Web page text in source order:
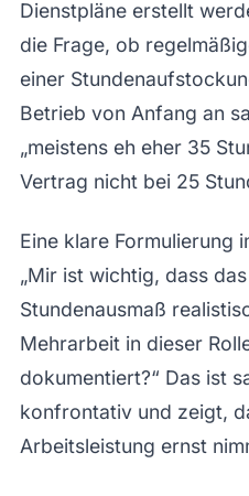
Dienstpläne erstellt
die Frage, ob
einer
Betrieb von Anfang an
„meistens eh eher 35
Vertrag nicht bei 25
Eine klare Formulierung
„Mir ist wichtig, dass
Stundenausmaß
Mehrarbeit in dieser
dokumentiert?“ Das ist
konfrontativ und zeigt,
Arbeitsleistung ernst